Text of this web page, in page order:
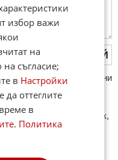
ПУБЛИКУВАЙ
и cпaм. Нeкoрeктни
ca тeзи, кoитo
oбиди и нaпaдки,
са изцялo нa eзик,
за потребителското
(връзки, url) към
изключение на
избор важи
на
съгласие;
в Настройки
да оттеглите
в
. Политика